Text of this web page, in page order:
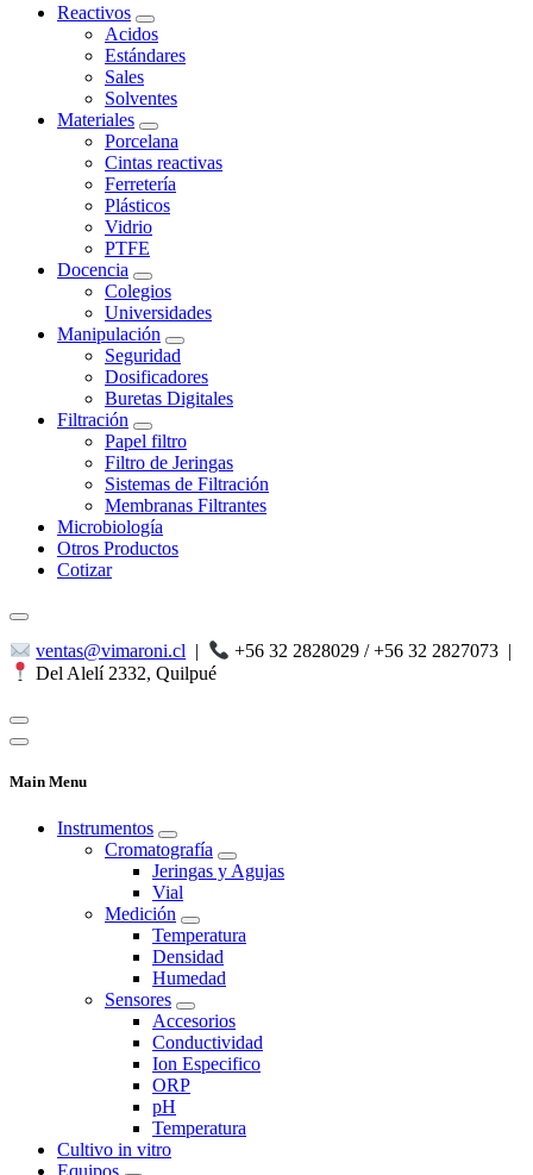
Reactivos
Acidos
Estándares
Sales
Solventes
Materiales
Porcelana
Cintas reactivas
Ferretería
Plásticos
Vidrio
PTFE
Docencia
Colegios
Universidades
Manipulación
Seguridad
Dosificadores
Buretas Digitales
Filtración
Papel filtro
Filtro de Jeringas
Sistemas de Filtración
Membranas Filtrantes
Microbiología
Otros Productos
Cotizar
ventas@vimaroni.cl | +56 32 2828029 / +56 32 2827073 |
Del Alelí 2332, Quilpué
Main Menu
Instrumentos
Cromatografía
Jeringas y Agujas
Vial
Medición
Temperatura
Densidad
Humedad
Sensores
Accesorios
Conductividad
Ion Especifico
ORP
pH
Temperatura
Cultivo in vitro
Equipos